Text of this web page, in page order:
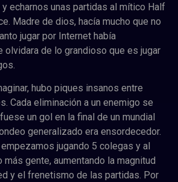
echarnos unas partidas al mítico Half
Madre de dios, hacía mucho que no
jugar por Internet había
olvidara de lo grandioso que es jugar
hubo piques insanos entre
Cada eliminación a un enemigo se
un gol en la final de un mundial
generalizado era ensordecedor.
jugando 5 colegas y al
gente, aumentando la magnitud
y el frenetismo de las partidas. Por